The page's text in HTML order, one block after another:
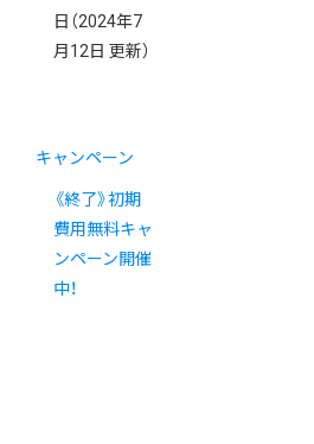
日 （2024年7
月12日 更新）
キャンペーン
《終了》初期
費用無料キャ
ンペーン開催
中！